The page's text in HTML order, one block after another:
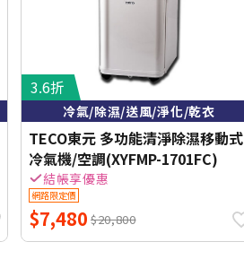
3.6折
冷氣/除濕/送風/淨化/乾衣
TECO東元 多功能清淨除濕移動式
冷氣機/空調(XYFMP-1701FC)
結帳享優惠
網路限定價
$7,480 $20,800